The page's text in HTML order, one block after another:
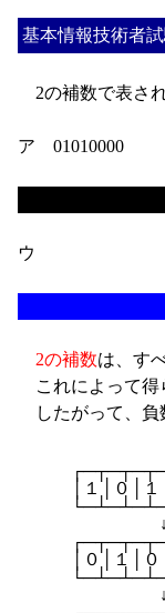
基本情報技術者
2の補数で表され
ア 01010000
ウ
2の補数は、す
これによって得
したがって、負
│１│０│１│０
↓　全ビ
│０│１│０│１
↓　１